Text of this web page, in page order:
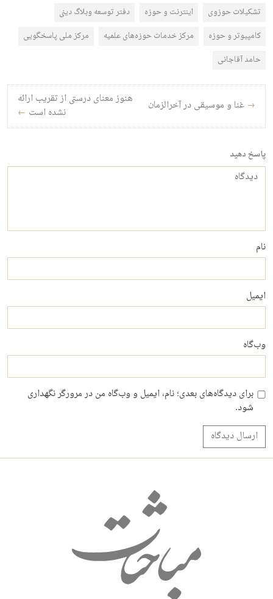
تشکیلات حوزوی اینترنت و حوزه
دفتر توسعه وبلاگ دینی
کامپیوتر و حوزه
مرکز خدمات حوزه‌های علمیه
مرکز ملی پاسخگویی
حامد آقاجانی
راه‌بری نوشته
→ غنا و موسیقی در آخرالزمان
هنوز معنای درستی از تقریب ارائه
نشده است ←
پاسخ دهید
دیدگاه
نام
ایمیل
وب‌گاه
برای دیدگاه‌های بعدی؛ نام، ایمیل و وب‌گاه من در مرورگر نگهداری
شود.